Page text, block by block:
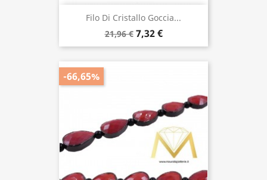
Filo Di Cristallo Goccia...
21,96 € 7,32 €
-66,65%